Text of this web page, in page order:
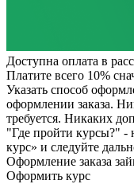
Доступна оплата в
Платите всего 10%
Указать способ
оформлении заказа.
требуется. Никаких
"Где пройти курсы?" -
курс» и следуйте
Оформление заказа
Оформить курс